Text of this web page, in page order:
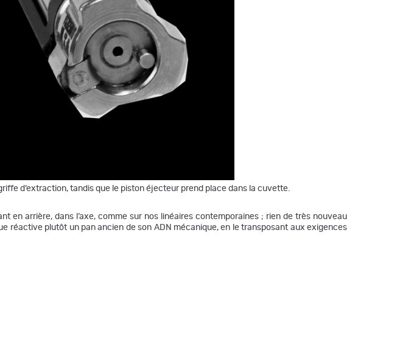
d’extraction, tandis que le piston éjecteur prend place dans la cuvette.
en arrière, dans l’axe, comme sur nos linéaires contemporaines ; rien de très nouveau
réactive plutôt un pan ancien de son ADN mécanique, en le transposant aux exigences